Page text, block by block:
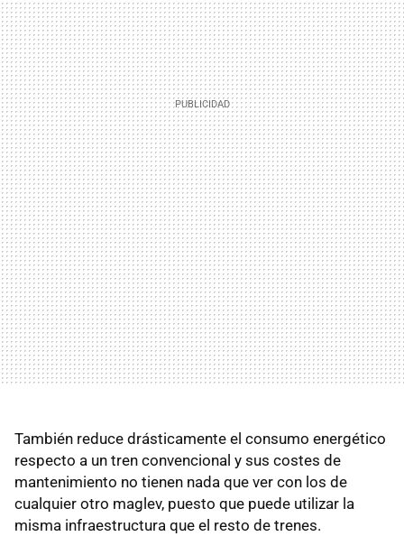
También reduce drásticamente el consumo energético
respecto a un tren convencional y sus costes de
mantenimiento no tienen nada que ver con los de
cualquier otro maglev, puesto que puede utilizar la
misma infraestructura que el resto de trenes.